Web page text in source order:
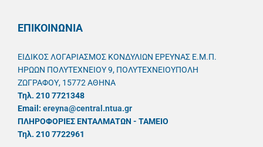
ΕΠΙΚΟΙΝΩΝΙΑ
ΕΙΔΙΚΟΣ ΛΟΓΑΡΙΑΣΜΟΣ ΚΟΝΔΥΛΙΩΝ ΕΡΕΥΝΑΣ Ε.Μ.Π.
ΗΡΩΩΝ ΠΟΛΥΤΕΧΝΕΙΟΥ 9, ΠΟΛΥΤΕΧΝΕΙΟΥΠΟΛΗ
ΖΩΓΡΑΦΟΥ, 15772 ΑΘΗΝΑ
Τηλ. 210 7721348
Email: ereyna@central.ntua.gr
ΠΛΗΡΟΦΟΡΙΕΣ ΕΝΤΑΛΜΑΤΩΝ - ΤΑΜΕΙΟ
Τηλ. 210 7722961